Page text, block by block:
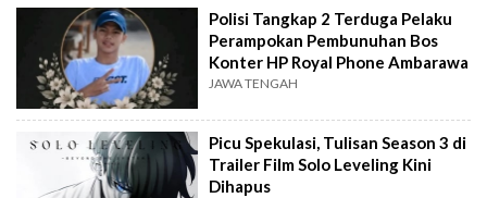
Polisi Tangkap 2 Terduga Pelaku
Perampokan Pembunuhan Bos
Konter HP Royal Phone Ambarawa
JAWA TENGAH
Picu Spekulasi, Tulisan Season 3 di
Trailer Film Solo Leveling Kini
Dihapus